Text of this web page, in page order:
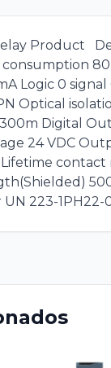
Product
Logic 0 signal
Optical
Digital
24 VDC
223-1PH22-